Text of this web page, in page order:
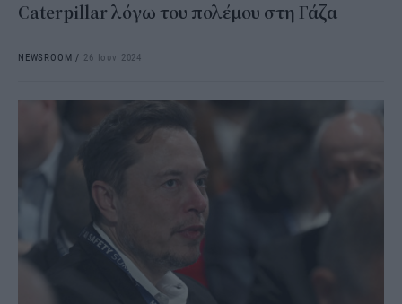
Caterpillar λόγω του πολέμου στη Γάζα
NEWSROOM / 26 Ιουν 2024